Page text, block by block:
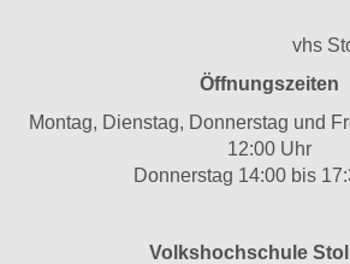
vhs
Öffnungszeiten
Montag, Dienstag, Donnerstag und
12:00 Uhr
Donnerstag 14:00 bis
Volkshochschule